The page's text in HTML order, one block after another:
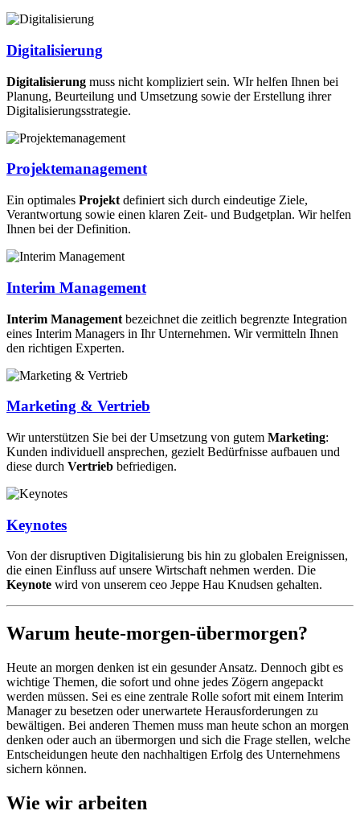
Digitalisierung
Digitalisierung muss nicht kompliziert sein. WIr helfen Ihnen bei
Planung, Beurteilung und Umsetzung sowie der Erstellung ihrer
Digitalisierungsstrategie.
Projektemanagement
Ein optimales Projekt definiert sich durch eindeutige Ziele,
Verantwortung sowie einen klaren Zeit- und Budgetplan. Wir helfen
Ihnen bei der Definition.
Interim Management
Interim Management bezeichnet die zeitlich begrenzte Integration
eines Interim Managers in Ihr Unternehmen. Wir vermitteln Ihnen
den richtigen Experten.
Marketing & Vertrieb
Wir unterstützen Sie bei der Umsetzung von gutem Marketing:
Kunden individuell ansprechen, gezielt Bedürfnisse aufbauen und
diese durch Vertrieb befriedigen.
Keynotes
Von der disruptiven Digitalisierung bis hin zu globalen Ereignissen,
die einen Einfluss auf unsere Wirtschaft nehmen werden. Die
Keynote wird von unserem ceo Jeppe Hau Knudsen gehalten.
Warum heute-morgen-übermorgen?
Heute an morgen denken ist ein gesunder Ansatz. Dennoch gibt es
wichtige Themen, die sofort und ohne jedes Zögern angepackt
werden müssen. Sei es eine zentrale Rolle sofort mit einem Interim
Manager zu besetzen oder unerwartete Herausforderungen zu
bewältigen. Bei anderen Themen muss man heute schon an morgen
denken oder auch an übermorgen und sich die Frage stellen, welche
Entscheidungen heute den nachhaltigen Erfolg des Unternehmens
sichern können.
Wie wir arbeiten